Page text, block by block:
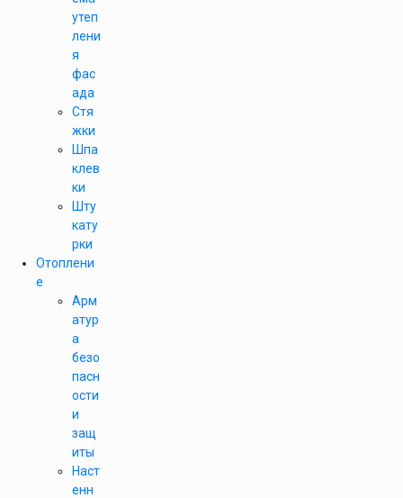
утеп
лени
я
фас
ада
Стя
жки
Шпа
клев
ки
Шту
кату
рки
Отоплени
е
Арм
атур
а
безо
пасн
ости
и
защ
иты
Наст
енн